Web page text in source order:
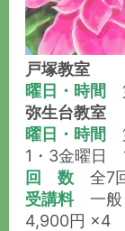
戸塚教室
曜日・時間
弥生台教室
曜日・時間
1・3金曜日
回 数 全7
受講料一般
4,900円 ×4